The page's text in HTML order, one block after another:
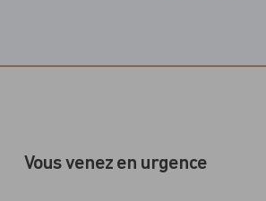
Vous venez en urgence